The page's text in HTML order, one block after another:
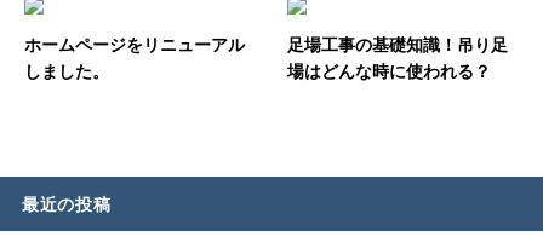
ホームページをリニューアル
しました。
足場工事の基礎知識！吊り足
場はどんな時に使われる？
最近の投稿